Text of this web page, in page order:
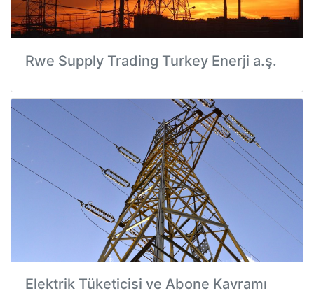
Rwe Supply Trading Turkey Enerji a.ş.
Elektrik Tüketicisi ve Abone Kavramı